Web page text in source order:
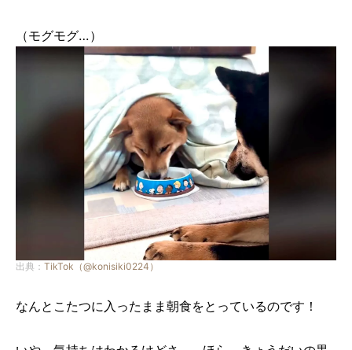
（モグモグ…）
出典： TikTok（@konisiki0224）
なんとこたつに入ったまま朝食をとっているのです！